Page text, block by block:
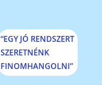
“EGY JÓ RENDSZERT
SZERETNÉNK
FINOMHANGOLNI”